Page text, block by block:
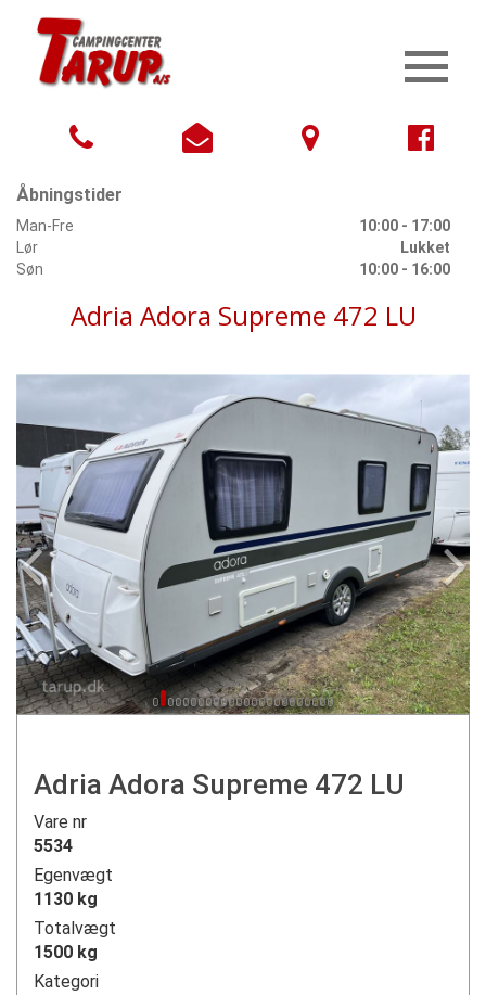
Åbningstider
Man-Fre
10:00 - 17:00
Lør
Lukket
Søn
10:00 - 16:00
Adria Adora Supreme 472 LU
Adria Adora Supreme 472 LU
Vare nr
5534
Egenvægt
1130 kg
Totalvægt
1500 kg
Kategori